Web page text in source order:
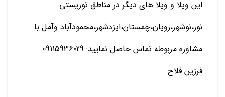
این ویلا و ویلا های دیگر در مناطق توریستی
نور،نوشهر،رویان،چمستان،ایزدشهر،محمودآباد وآمل با
مشاوره مربوطه تماس حاصل نمایید: 09115936029
فرزین فلاح